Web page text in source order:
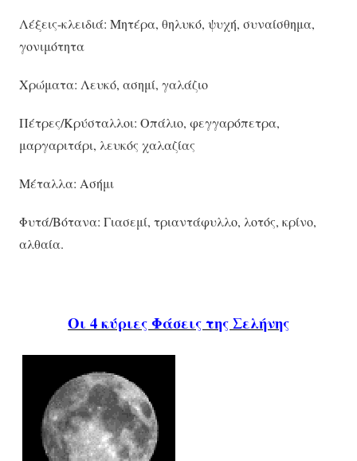
Λέξεις-κλειδιά: Μητέρα, θηλυκό, ψυχή, συναίσθημα,
γονιμότητα
Χρώματα: Λευκό, ασημί, γαλάζιο
Πέτρες/Κρύσταλλοι: Οπάλιο, φεγγαρόπετρα,
μαργαριτάρι, λευκός χαλαζίας
Μέταλλα: Ασήμι
Φυτά/Βότανα: Γιασεμί, τριαντάφυλλο, λοτός, κρίνο,
αλθαία.
Οι 4 κύριες Φάσεις της Σελήνης